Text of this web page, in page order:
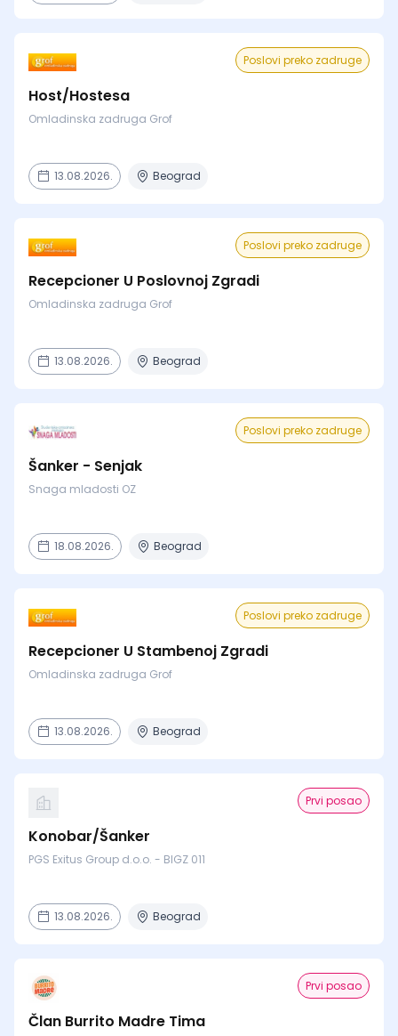
Poslovi preko zadruge
Host/Hostesa
Omladinska zadruga Grof
13.08.2026. Beograd
Poslovi preko zadruge
Recepcioner U Poslovnoj Zgradi
Omladinska zadruga Grof
13.08.2026. Beograd
Poslovi preko zadruge
Šanker - Senjak
Snaga mladosti OZ
18.08.2026. Beograd
Poslovi preko zadruge
Recepcioner U Stambenoj Zgradi
Omladinska zadruga Grof
13.08.2026. Beograd
Prvi posao
Konobar/Šanker
PGS Exitus Group d.o.o. - BIGZ 011
13.08.2026. Beograd
Prvi posao
Član Burrito Madre Tima